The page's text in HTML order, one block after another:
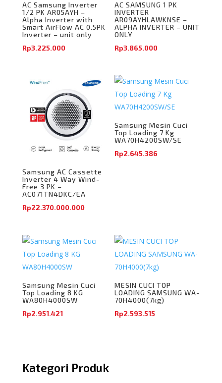
AC Samsung Inverter
1/2 PK AR05AYH –
Alpha Inverter with
Smart AirFlow AC 0.5PK
Inverter – unit only
Rp3.225.000
AC SAMSUNG 1 PK
INVERTER
AR09AYHLAWKNSE –
ALPHA INVERTER – UNIT
ONLY
Rp3.865.000
Samsung AC Cassette
Inverter 4 Way Wind-
Free 3 PK –
AC071TN4DKC/EA
Rp22.370.000.000
Samsung Mesin Cuci
Top Loading 7 Kg
WA70H4200SW/SE
Rp2.645.386
Samsung Mesin Cuci
Top Loading 8 KG
WA80H4000SW
Rp2.951.421
MESIN CUCI TOP
LOADING SAMSUNG WA-
70H4000(7kg)
Rp2.593.515
Kategori Produk